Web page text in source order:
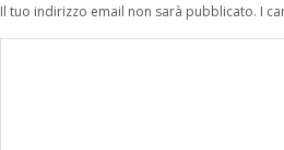
Il tuo indirizzo email non sarà pubblicato. I